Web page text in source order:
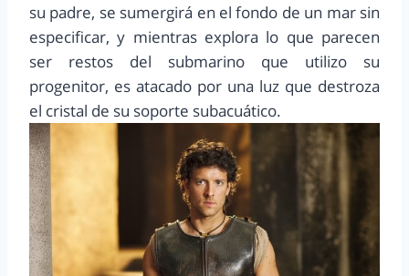
su padre, se sumergirá en el fondo de un mar sin
especificar, y mientras explora lo que parecen
ser restos del submarino que utilizo su
progenitor, es atacado por una luz que destroza
el cristal de su soporte subacuático.